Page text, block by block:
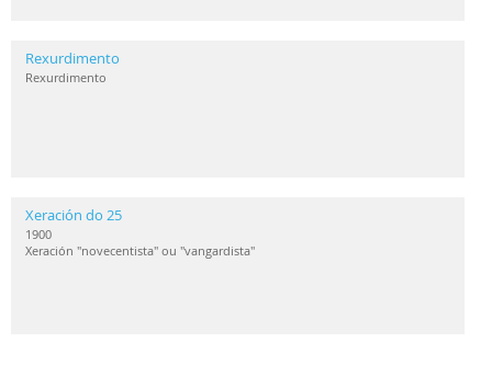
Rexurdimento
Rexurdimento
Xeración do 25
1900
Xeración "novecentista" ou "vangardista"